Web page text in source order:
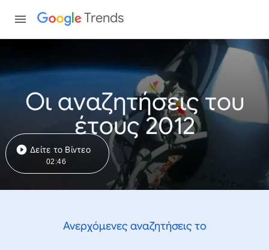
Trends
Οι αναζητήσεις του
έτους 2012
Δείτε το Βίντεο
02:46
Ανερχόμενες αναζητήσεις το